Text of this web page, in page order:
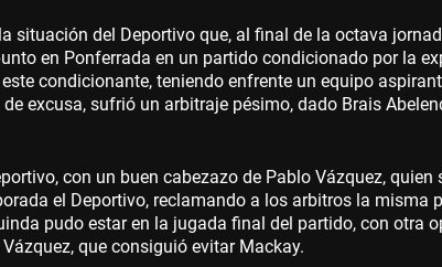
situación del Deportivo que, al final de la octava
en Ponferrada en un partido condicionado por la
condicionante, teniendo enfrente un equipo
excusa, sufrió un arbitraje pésimo, dado Brais
con un buen cabezazo de Pablo Vázquez,
el Deportivo, reclamando a los arbitros la misma
pudo estar en la jugada final del partido, con otra
que consiguió evitar Mackay.